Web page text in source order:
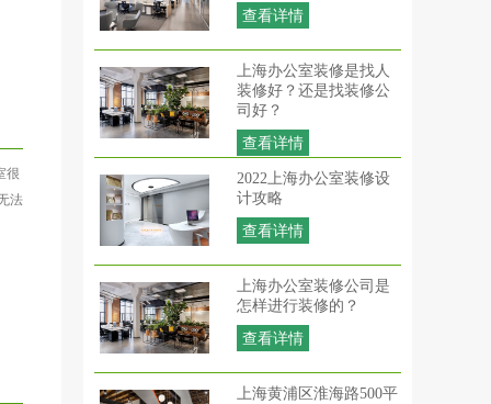
查看详情
上海办公室装修是找人
装修好？还是找装修公
司好？
查看详情
2022上海办公室装修设
计攻略
查看详情
上海办公室装修公司是
怎样进行装修的？
查看详情
上海黄浦区淮海路500平
很
法